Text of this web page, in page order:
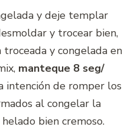
y deje templar
y trocear bien,
y congelada en
manteque 8 seg/
intención de romper los
al congelar la
bien cremoso.